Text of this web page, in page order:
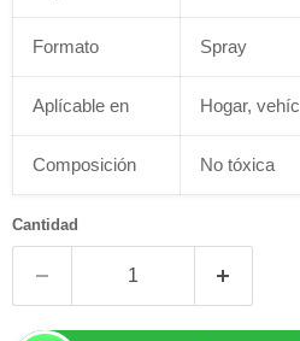
Formato Spray
Aplícable en Hogar,
Composición No tóxica
Cantidad